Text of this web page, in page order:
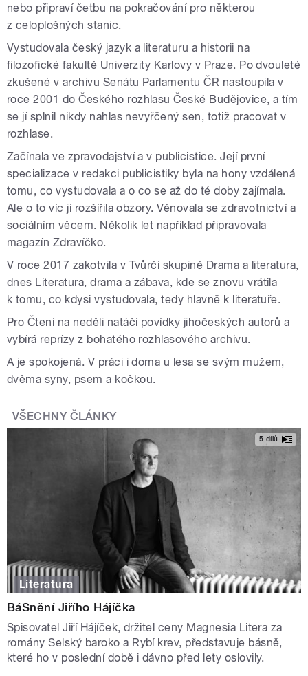
nebo připraví četbu na pokračování pro některou
z celoplošných stanic.
Vystudovala český jazyk a literaturu a historii na
filozofické fakultě Univerzity Karlovy v Praze. Po dvouleté
zkušené v archivu Senátu Parlamentu ČR nastoupila v
roce 2001 do Českého rozhlasu České Budějovice, a tím
se jí splnil nikdy nahlas nevyřčený sen, totiž pracovat v
rozhlase.
Začínala ve zpravodajství a v publicistice. Její první
specializace v redakci publicistiky byla na hony vzdálená
tomu, co vystudovala a o co se až do té doby zajímala.
Ale o to víc jí rozšířila obzory. Věnovala se zdravotnictví a
sociálním věcem. Několik let například připravovala
magazín Zdravíčko.
V roce 2017 zakotvila v Tvůrčí skupině Drama a literatura,
dnes Literatura, drama a zábava, kde se znovu vrátila
k tomu, co kdysi vystudovala, tedy hlavně k literatuře.
Pro Čtení na neděli natáčí povídky jihočeských autorů a
vybírá reprízy z bohatého rozhlasového archivu.
A je spokojená. V práci i doma u lesa se svým mužem,
dvěma syny, psem a kočkou.
VŠECHNY ČLÁNKY
5 dílů
Literatura
BáSnění Jiřího Hájíčka
Spisovatel Jiří Hájíček, držitel ceny Magnesia Litera za
romány Selský baroko a Rybí krev, představuje básně,
které ho v poslední době i dávno před lety oslovily.